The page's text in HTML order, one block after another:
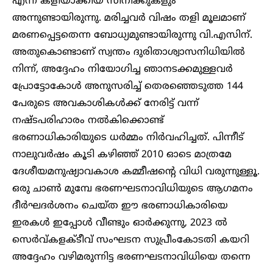
അന്നുണ്ടായിരുന്നു. മരിച്ചവർ വിഷം തളി മൂലമാണ്
മരണപ്പെട്ടതെന്ന ബോധ്യമുണ്ടായിരുന്നു വി.എസിന്.
അതുകൊണ്ടാണ് സ്വന്തം ദുരിതാശ്വാസനിധിയിൽ
നിന്ന്, അദ്ദേഹം നിയോഗിച്ച ഞാനടക്കമുള്ളവർ
പ്രോട്ടോകോൾ അനുസരിച്ച് തെരഞ്ഞെടുത്ത 144
പേരുടെ അവകാശികൾക്ക് നേരിട്ട് വന്ന്
നഷ്ടപരിഹാരം നൽകിക്കൊണ്ട്
ഭരണാധികാരിയുടെ ധർമ്മം നിർവഹിച്ചത്. പിന്നീട്
നാലുവർഷം കൂടി കഴിഞ്ഞ് 2010 ഓടെ മാത്രമേ
ദേശീയമനുഷ്യാവകാശ കമ്മീഷന്റെ വിധി വരുന്നുള്ളൂ.
ഒരു ചാൺ മുമ്പേ ഭരണഘടനാവിധിയുടെ ആഗമനം
ദീർഘദർശനം ചെയ്ത ഈ ഭരണാധികാരിയെ
ഇരകൾ ഇപ്പോൾ വീണ്ടും ഓർക്കുന്നു, 2023 ൽ
സെർവ്കളക്ടീവ് സംഘടന സുപ്രീംകോടതി കയറി
അദ്ദേഹം വഴിമരുന്നിട്ട ഭരണഘടനാവിധിയെ തന്നെ